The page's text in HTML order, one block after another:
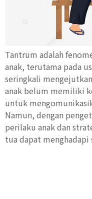
Tantrum adalah
anak, terutama pada
seringkali
anak belum memiliki
untuk
Namun, dengan
perilaku anak dan
tua dapat